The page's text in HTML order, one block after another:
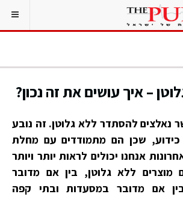
– איך עושים את זה נכון?
נאלצים להסתדר ללא גלוטן. זה נובע
כידוע, שכן הם מתמודדים עם מחלת
אנחנו יכולים לראות יותר ויותר
מוצרים ללא גלוטן, בין אם מדובר
אם מדובר במסעדות ובתי קפה